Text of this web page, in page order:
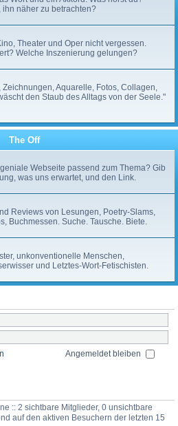
ihn näher zu betrachten?
Theater und Oper nicht vergessen.
Welche Inszenierung gelungen?
Zeichnungen, Aquarelle, Fotos, Collagen,
den Staub des Alltags von der Seele."
The Off
Webseite passend zum Thema? Gib
was uns erwartet, und den Link.
Reviews von Lesungen, Poetry-Slams,
Buchmessen. Suche. Tausche. Biete.
unkonventionelle Menschen,
und Letztes-Wort-Fetischisten.
Angemeldet bleiben
:: 2 sichtbare Mitglieder, 0 unsichtbare
auf den aktiven Besuchern der letzten 15